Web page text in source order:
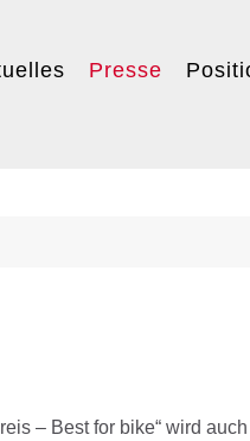
Presse
– Best for bike“ wird